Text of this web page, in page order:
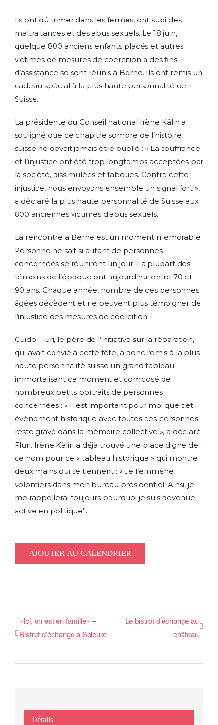
Ils ont dû trimer dans les fermes, ont subi des
maltraitances et des abus sexuels. Le 18 juin,
quelque 800 anciens enfants placés et autres
victimes de mesures de coercition à des fins
d’assistance se sont réunis à Berne. Ils ont remis un
cadeau spécial à la plus haute personnalité de
Suisse.
La présidente du Conseil national Irène Kälin a
souligné que ce chapitre sombre de l’histoire
suisse ne devait jamais être oublié : « La souffrance
et l’injustice ont été trop longtemps acceptées par
la société, dissimulées et taboues. Contre cette
injustice, nous envoyons ensemble un signal fort »,
a déclaré la plus haute personnalité de Suisse aux
800 anciennes victimes d’abus sexuels.
La rencontre à Berne est un moment mémorable.
Personne ne sait si autant de personnes
concernées se réuniront un jour. La plupart des
témoins de l’époque ont aujourd’hui entre 70 et
90 ans. Chaque année, nombre de ces personnes
âgées décèdent et ne peuvent plus témoigner de
l’injustice des mesures de coercition.
Guido Fluri, le père de l’initiative sur la réparation,
qui avait convié à cette fête, a donc remis à la plus
haute personnalité suisse un grand tableau
immortalisant ce moment et composé de
nombreux petits portraits de personnes
concernées : « Il est important pour moi que cet
événement historique avec toutes ces personnes
reste gravé dans la mémoire collective », a déclaré
Fluri. Irène Kälin a déjà trouvé une place digne de
ce nom pour ce « tableau historique » qui montre
deux mains qui se tiennent : « Je l’emmène
volontiers dans mon bureau présidentiel. Ainsi, je
me rappellerai toujours pourquoi je suis devenue
active en politique”.
AJOUTER AU CALENDRIER
«Ici, on est en famille» –
Bistrot d’échange à Soleure
Le bistrot d’échange au
château
Détails